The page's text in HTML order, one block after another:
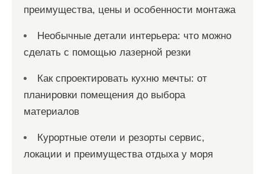
преимущества, цены и особенности монтажа
Необычные детали интерьера: что можно
сделать с помощью лазерной резки
Как спроектировать кухню мечты: от
планировки помещения до выбора
материалов
Курортные отели и резорты сервис,
локации и преимущества отдыха у моря